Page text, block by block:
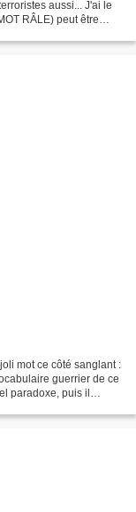
aussi... J'ai le
RÂLE) peut être
mot ce côté sanglant :
guerrier de ce
paradoxe, puis il